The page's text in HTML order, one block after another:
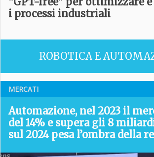
i processi industriali
ROBOTICA E
MERCATI
Automazione, nel 2023 il
del 14% e supera gli 8
sul 2024 pesa l’ombra della